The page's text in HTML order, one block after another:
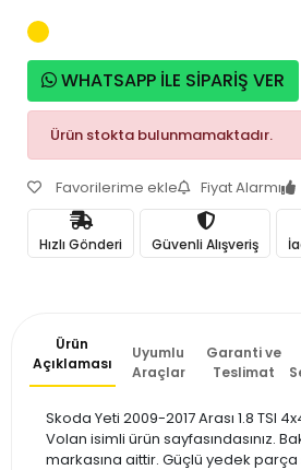
WHATSAPP İLE SİPARİŞ VER
Ürün stokta bulunmamaktadır.
Favorilerime ekle Fiyat Alarmı
Hızlı Gönderi Güvenli Alışveriş
Ürün
Açıklaması
Uyumlu
Araçlar
Garanti ve
Teslimat
Skoda Yeti 2009-2017 Arası 1.8 TSI
Volan isimli ürün sayfasındasınız.
markasına aittir. Güçlü yedek parça